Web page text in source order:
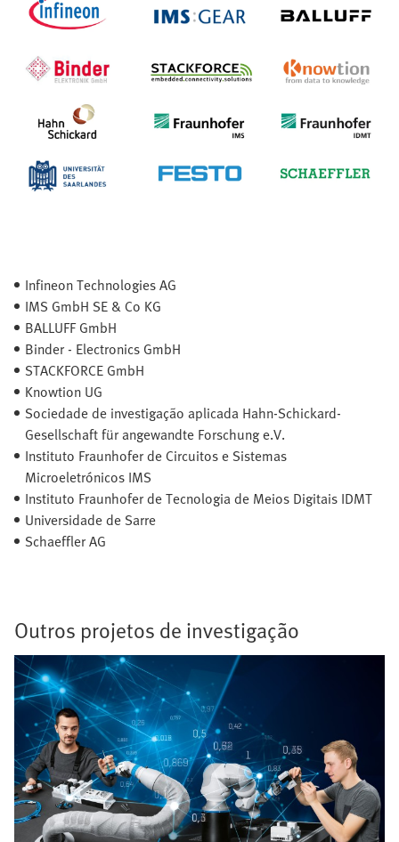
Infineon Technologies AG
IMS GmbH SE & Co KG
BALLUFF GmbH
Binder - Electronics GmbH
STACKFORCE GmbH
Knowtion UG
Sociedade de investigação aplicada Hahn-Schickard-
Gesellschaft für angewandte Forschung e.V.
Instituto Fraunhofer de Circuitos e Sistemas
Microeletrónicos IMS
Instituto Fraunhofer de Tecnologia de Meios Digitais IDMT
Universidade de Sarre
Schaeffler AG
Outros projetos de investigação